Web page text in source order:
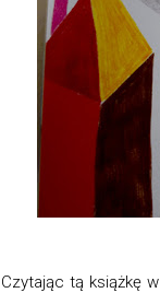
Czytając tą książkę